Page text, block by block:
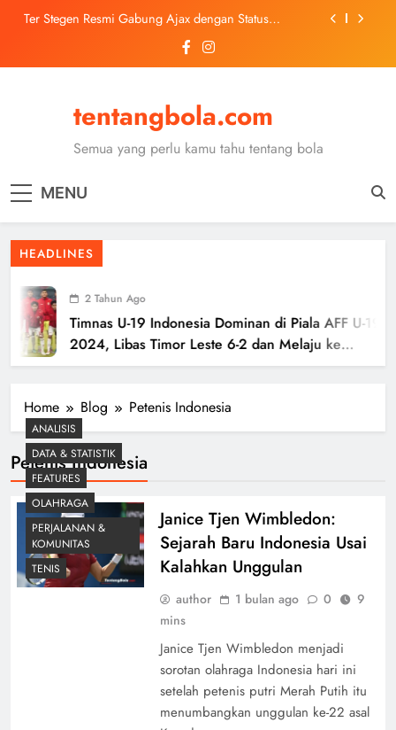
SkipTer Stegen Resmi Gabung Ajax dengan Status
Trabzonspor Mulai Negosiasi Mohamed Salah, Tes
Medis Dijadwalkan 5 Agustus
2026, Siap Tatap Putaran Provinsi
Kerolin Resmi Gabung Barcelona, Transfer
Dilaporkan Pecahkan Rekor Penjualan WSL
Pinjaman dari Barcelona
Trabzonspor Mulai Negosiasi Mohamed Salah, Tes
Medis Dijadwalkan 5 Agustus
Malang United U-13 Juara Piala Soeratin Kota Malang
2026, Siap Tatap Putaran Provinsi
tentangbola.com
Semua yang perlu kamu tahu tentang bola
MENU
HEADLINES
2 Tahun Ago
Timnas U-19 Indonesia Dominan di Piala AFF U-19
2024, Libas Timor Leste 6-2 dan Melaju ke
Semifinal
Home Blog Petenis Indonesia
Petenis Indonesia
ANALISIS
DATA & STATISTIK
FEATURES
OLAHRAGA
PERJALANAN &
KOMUNITAS
TENIS
Janice Tjen Wimbledon:
Sejarah Baru Indonesia Usai
Kalahkan Unggulan
author 1 bulan ago 0
9
mins
Janice Tjen Wimbledon menjadi
sorotan olahraga Indonesia hari ini
setelah petenis putri Merah Putih itu
menumbangkan unggulan ke-22 asal